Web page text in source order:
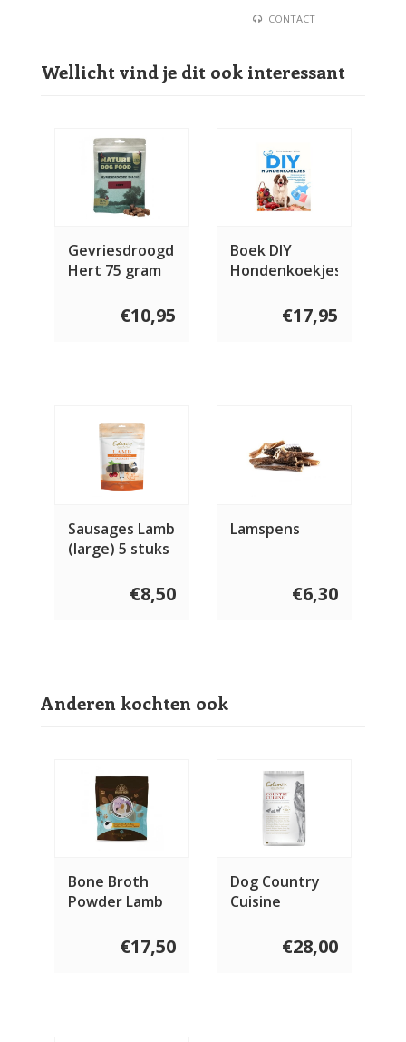
CONTACT
Wellicht vind je dit ook interessant
Gevriesdroogd
Hert 75 gram
€10,95
Boek DIY
Hondenkoekjes
€17,95
Sausages Lamb
(large) 5 stuks
€8,50
Lamspens
€6,30
Anderen kochten ook
Bone Broth
Powder Lamb
€17,50
Dog Country
Cuisine
€28,00